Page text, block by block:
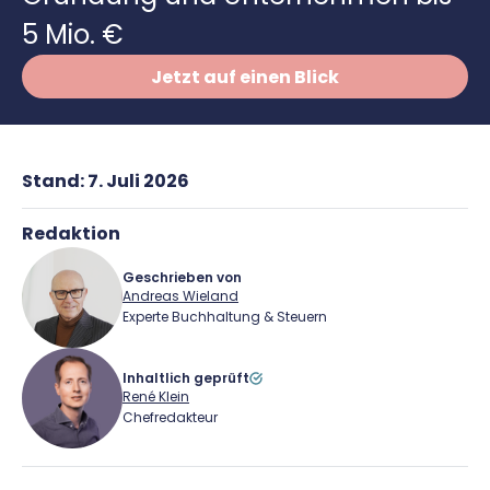
Weitere Tools & Vorlagen
Vergleiche
Steuerberatung
Software
5 Mio. €
Jetzt auf einen Blick
Stand:7. Juli 2026
Redaktion
Geschrieben von
Andreas Wieland
Experte Buchhaltung & Steuern
Andreas Wieland
Für-Gründer.de Redaktion
Inhaltlich geprüft
René Klein
Chefredakteur